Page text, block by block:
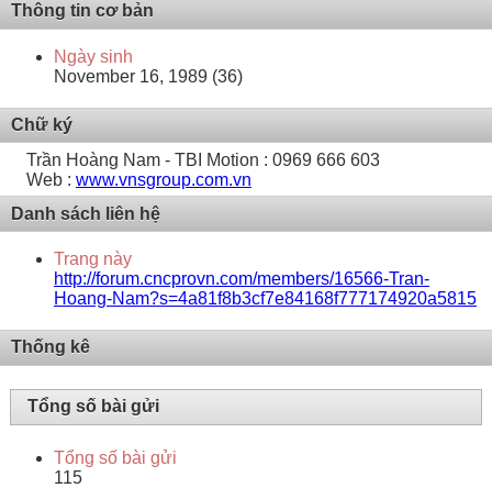
Thông tin cơ bản
Ngày sinh
November 16, 1989 (36)
Chữ ký
Trần Hoàng Nam - TBI Motion : 0969 666 603
Web : www.vnsgroup.com.vn
Danh sách liên hệ
Trang này
http://forum.cncprovn.com/members/16566-Tran-
Hoang-Nam?s=4a81f8b3cf7e84168f777174920a5815
Thống kê
Tổng số bài gửi
Tổng số bài gửi
115